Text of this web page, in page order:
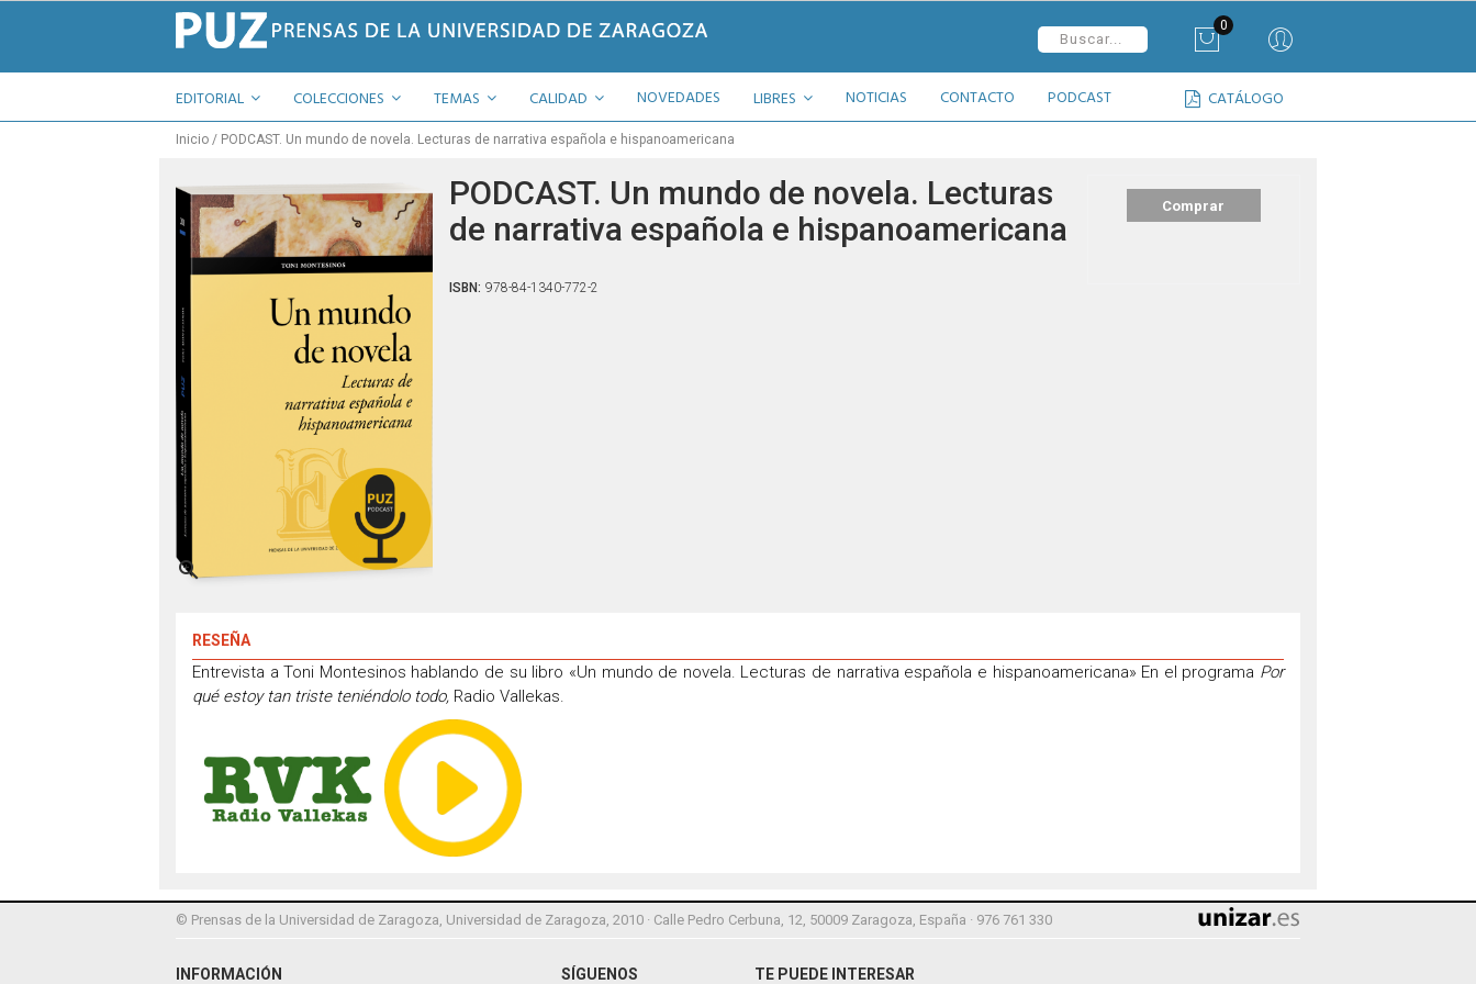
0
EDITORIAL COLECCIONES TEMAS CATÁLOGO
CALIDAD NOVEDADES LIBRES NOTICIAS CONTACTO PODCAST
Inicio PODCAST. Un mundo de novela. Lecturas de narrativa española e hispanoamericana

PODCAST. Un mundo de novela. Lecturas
de narrativa española e hispanoamericana
ISBN: 978-84-1340-772-2
Comprar
RESEÑA
Entrevista a Toni Montesinos hablando de su libro «Un mundo de novela. Lecturas de narrativa española e hispanoamericana» En el programa Por
qué estoy tan triste teniéndolo todo, Radio Vallekas.
© Prensas de la Universidad de Zaragoza, Universidad de Zaragoza, 2010 · Calle Pedro Cerbuna, 12, 50009 Zaragoza, España · 976 761 330
INFORMACIÓN SÍGUENOS TE PUEDE INTERESAR